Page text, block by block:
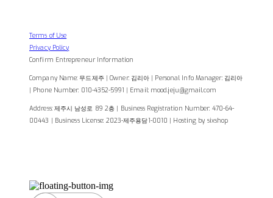
Terms of Use
Privacy Policy
Confirm Entrepreneur Information
Company Name: 무드제주 | Owner: 김리아 | Personal Info Manager: 김리아
| Phone Number: 010-4352-5991 | Email: mood.jeju@gmail.com
Address: 제주시 남성로 89 2층 | Business Registration Number: 470-64-
00443 | Business License: 2023-제주용담1-0010 | Hosting by sixshop